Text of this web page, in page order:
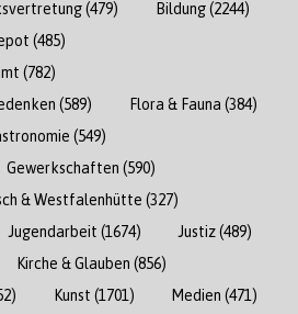
(479) Bildung(2244)
(485)
(782)
(589) Flora & Fauna (384)
(549)
Gewerkschaften (590)
& Westfalenhütte (327)
Jugendarbeit (1674) Justiz(489)
Kirche & Glauben (856)
Kunst (1701) Medien (471)